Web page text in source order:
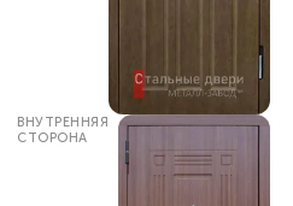
ВНУТРЕННЯЯ
СТОРОНА